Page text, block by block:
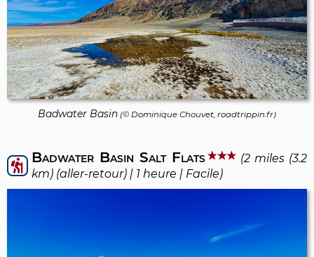
Badwater Basin (© Dominique Chouvet , roadtrippin.fr)
Badwater Basin Salt Flats
(2 miles (3.2
km) (aller-retour) | 1 heure | Facile)